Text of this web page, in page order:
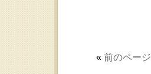
«前のページ